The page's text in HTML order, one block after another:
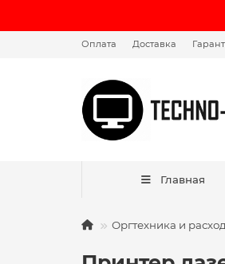
Оплата Доставка
Главная
Оргтехника и